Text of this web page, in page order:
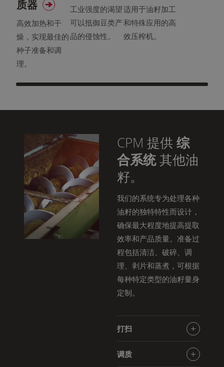
质器
高效加热和干
燥，实现最佳的
种子准备和调
理。
工业强度的渴望
可以抵御豆类产
品的侵蚀性。
适用于油籽加工
和特殊应用的高
效压榨机。
CPM 提供 综
合系统其他油
籽。
我们的系统专为处理各种
油籽的独特特性而设计，
确保最大程度地提高提取
效率和产品质量。准备过
程包括清洁、破碎、调
理、剥片和蒸煮，可根据
每种特定类型的油籽量身
定制。
打扫
清洗可以去除异物和杂
质，为油籽的有效加工做
调质